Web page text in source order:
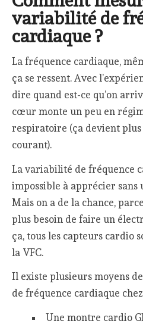
variabilité de
cardiaque ?
La fréquence cardiaque,
ça se ressent. Avec
dire quand est-ce qu’on
cœur monte un peu en
respiratoire (ça devient
courant).
La variabilité de fréquence
impossible à apprécier sans
Mais on a de la chance,
plus besoin de faire un
ça, tous les capteurs cardio
la VFC.
Il existe plusieurs moyens
de fréquence cardiaque
Une montre cardio